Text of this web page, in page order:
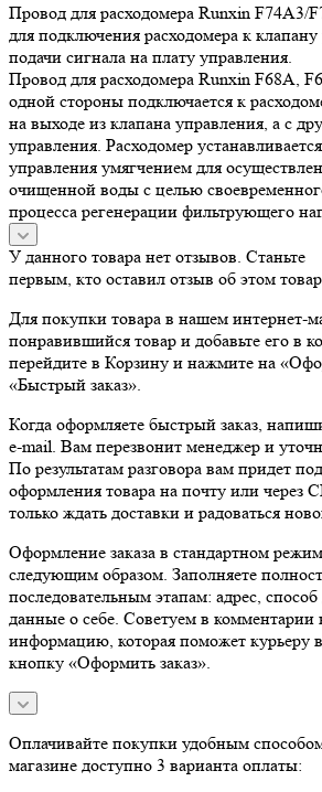
Провод для расходомера Runxin F74A3/
для подключения расходомера к
подачи сигнала на плату управления.
Провод для расходомера Runxin F68A,
одной стороны подключается к
на выходе из клапана управления, а с
управления. Расходомер
управления умягчением для
очищенной воды с целью
процесса регенерации фильтрующего
У данного товара нет отзывов. Станьте
первым, кто оставил отзыв об этом
Для покупки товара в нашем интернет-
понравившийся товар и добавьте его в
перейдите в Корзину и нажмите на
«Быстрый заказ».
Когда оформляете быстрый заказ,
e-mail. Вам перезвонит менеджер и
По результатам разговора вам придет
оформления товара на почту или через
только ждать доставки и радоваться
Оформление заказа в стандартном
следующим образом. Заполняете
последовательным этапам: адрес,
данные о себе. Советуем в комментарии
информацию, которая поможет курьеру
кнопку «Оформить заказ».
Оплачивайте покупки удобным
магазине доступно 3 варианта оплаты: